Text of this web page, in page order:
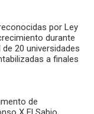
por Ley
durante
20 universidades
a finales
de